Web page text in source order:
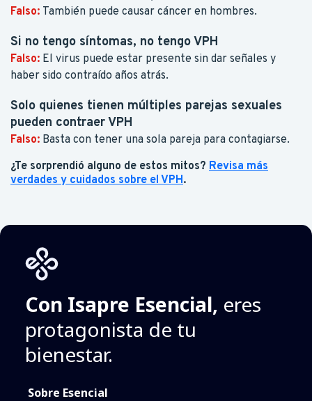
Falso: También puede causar cáncer en hombres.
Si no tengo síntomas, no tengo VPH
Falso: El virus puede estar presente sin dar señales y
haber sido contraído años atrás.
Solo quienes tienen múltiples parejas sexuales
pueden contraer VPH
Falso: Basta con tener una sola pareja para contagiarse.
¿Te sorprendió alguno de estos mitos? Revisa más
verdades y cuidados sobre el VPH.
Con Isapre Esencial, eres
protagonista de tu
bienestar.
Sobre Esencial